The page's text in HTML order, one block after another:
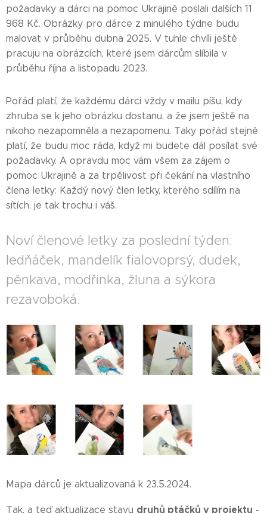
požadavky a dárci na pomoc Ukrajině poslali dalších 11
968 Kč. Obrázky pro dárce z minulého týdne budu
malovat v průběhu dubna 2025. V tuhle chvíli ještě
pracuju na obrázcích, které jsem dárcům slíbila v
průběhu října a listopadu 2023.
Pořád platí, že každému dárci vždy v mailu píšu, kdy
zhruba se k jeho obrázku dostanu, a že jsem ještě na
nikoho nezapomněla a nezapomenu. Taky pořád stejně
platí, že budu moc ráda, když mi budete dál posílat své
požadavky. A opravdu moc vám všem za zájem o
pomoc Ukrajině a za trpělivost při čekání na vlastního
člena letky: Každý nový člen letky, kterého sdílím na
sítích, je tak trochu i váš.
Noví členové letky za poslední týden:
ledňáček, mandelík fialovoprsý, dudek,
pěnkava, modřinka, žluna a sýkora
rezavoboká.❤
Mapa dárců je aktualizovaná k 23.5.2024.
Tak, a teď aktualizace stavu druhů ptáčků v projektu -